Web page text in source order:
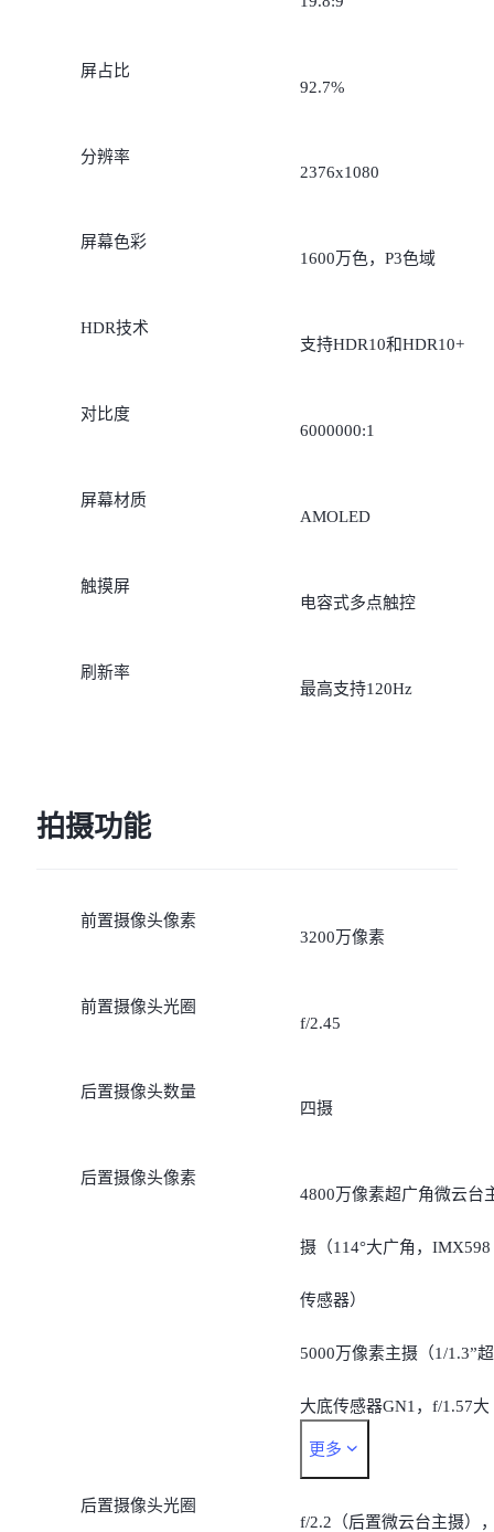
屏占比
92.7%
分辨率
2376x1080
屏幕色彩
1600万色，P3色域
HDR技术
支持HDR10和HDR10+
对比度
6000000:1
屏幕材质
AMOLED
触摸屏
电容式多点触控
刷新率
最高支持120Hz
拍摄功能
前置摄像头像素
3200万像素
前置摄像头光圈
f/2.45
后置摄像头数量
四摄
后置摄像头像素
4800万像素超广角微云台
摄（114°大广角，IMX598
传感器）
5000万像素主摄（1/1.3”超
大底传感器GN1，f/1.57大
光圈，最高可采用1亿拍照
模式）
更多
后置摄像头光圈
f/2.2（后置微云台主摄）